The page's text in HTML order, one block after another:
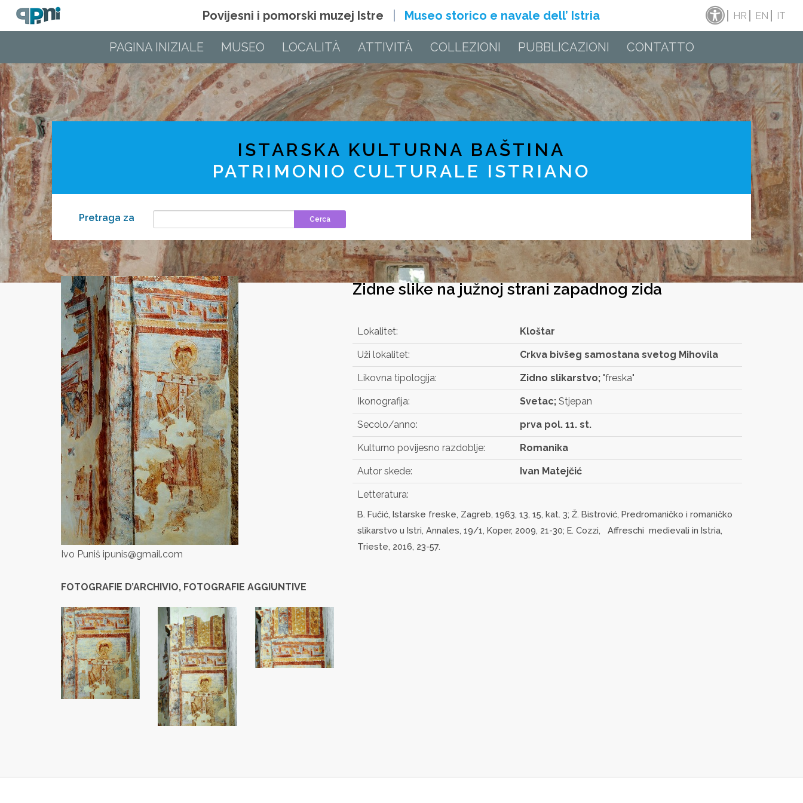
Povijesni i pomorski muzej Istre Museo storico e navale dell’ Istria HR EN IT
PAGINA INIZIALE MUSEO LOCALITÀ ATTIVITÀ COLLEZIONI PUBBLICAZIONI CONTATTO
ISTARSKA KULTURNA BAŠTINA
PATRIMONIO CULTURALE ISTRIANO
Pretraga za Cerca
Ivo Puniš ipunis@gmail.com
FOTOGRAFIE D’ARCHIVIO, FOTOGRAFIE AGGIUNTIVE
Zidne slike na južnoj strani zapadnog zida
Lokalitet: Kloštar
Uži lokalitet: Crkva bivšeg samostana svetog Mihovila
Likovna tipologija: Zidno slikarstvo; "freska"
Ikonografija: Svetac; Stjepan
Secolo/anno: prva pol. 11. st.
Kulturno povijesno razdoblje: Romanika
Autor skede: Ivan Matejčić
Letteratura:
B. Fučić, Istarske freske, Zagreb, 1963, 13, 15, kat. 3; Ž. Bistrović, Predromaničko i romaničko
slikarstvo u Istri, Annales, 19/1, Koper, 2009, 21-30; E. Cozzi, Affreschi medievali in Istria,
Trieste, 2016, 23-57.